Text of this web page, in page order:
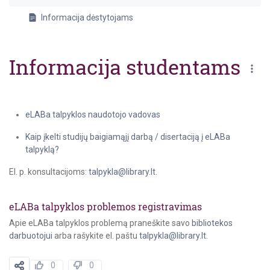
Informacija dėstytojams
Informacija studentams
eLABa talpyklos naudotojo vadovas
Kaip įkelti studijų baigiamąjį darbą / disertaciją į eLABa
talpyklą?
El. p. konsultacijoms: talpykla@library.lt
eLABa talpyklos problemos registravimas
Apie eLABa talpyklos problemą praneškite savo bibliotekos
darbuotojui arba rašykite el. paštu talpykla@library.lt
0 0